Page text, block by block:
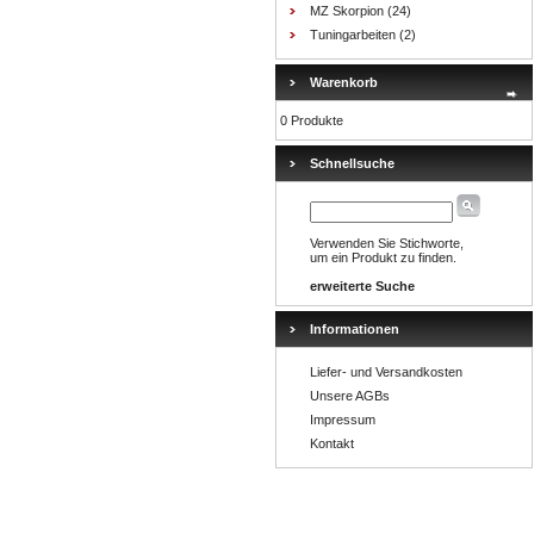
MZ Skorpion (24)
Tuningarbeiten (2)
Warenkorb
0 Produkte
Schnellsuche
Verwenden Sie Stichworte,
um ein Produkt zu finden.
erweiterte Suche
Informationen
Liefer- und Versandkosten
Unsere AGBs
Impressum
Kontakt